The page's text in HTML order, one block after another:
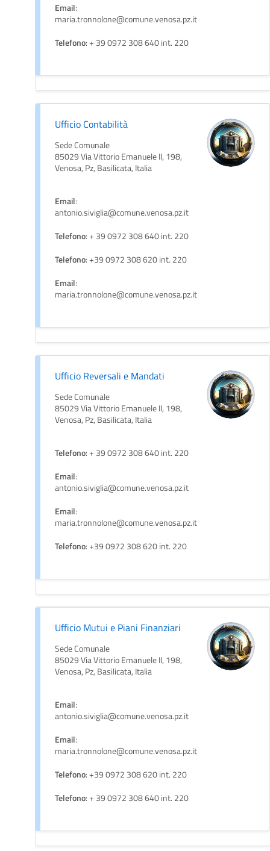
Email:
maria.tronnolone@comune.venosa.pz.it
Telefono: + 39 0972 308 640 int. 220
Ufficio Contabilità
Sede Comunale
85029 Via Vittorio Emanuele II, 198,
Venosa, Pz, Basilicata, Italia
Email:
antonio.siviglia@comune.venosa.pz.it
Telefono: + 39 0972 308 640 int. 220
Telefono: +39 0972 308 620 int. 220
Email:
maria.tronnolone@comune.venosa.pz.it
Ufficio Reversali e Mandati
Sede Comunale
85029 Via Vittorio Emanuele II, 198,
Venosa, Pz, Basilicata, Italia
Telefono: + 39 0972 308 640 int. 220
Email:
antonio.siviglia@comune.venosa.pz.it
Email:
maria.tronnolone@comune.venosa.pz.it
Telefono: +39 0972 308 620 int. 220
Ufficio Mutui e Piani Finanziari
Sede Comunale
85029 Via Vittorio Emanuele II, 198,
Venosa, Pz, Basilicata, Italia
Email:
antonio.siviglia@comune.venosa.pz.it
Email:
maria.tronnolone@comune.venosa.pz.it
Telefono: +39 0972 308 620 int. 220
Telefono: + 39 0972 308 640 int. 220